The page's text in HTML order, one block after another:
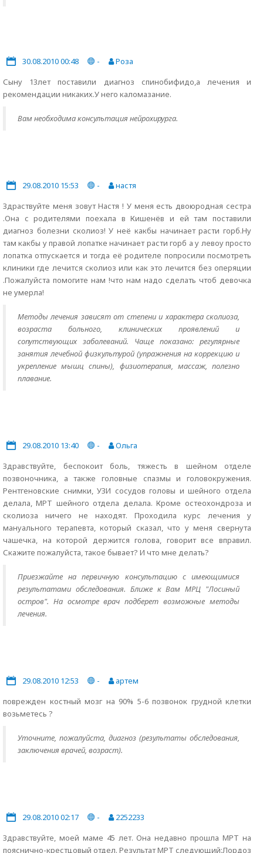
30.08.2010 00:48 -
Роза
Сыну 13лет поставили диагноз спинобифидо,а лечения и
рекомендации никаких.У него каломазание.
Вам необходима консультация нейрохирурга.
29.08.2010 15:53 -
настя
Здраствуйте меня зовут Настя ! У меня есть двоюродная сестра
.Она с родителями поехала в Кишенёв и ей там поставили
диагноз болезни сколиоз! У неё какбы начинает расти горб.Ну
там какбы у правой лопатке начинает расти горб а у левоу просто
лопатка отпускается и тогда её родителе попросили посмотреть
клиники где лечится сколиоз или как это лечится без оперяции
.Пожалуйста помогите нам !что нам надо сделать чтоб девочка
не умерла!
Методы лечения зависят от степени и характера сколиоза,
возраста больного, клинических проявлений и
сопутствующих заболеваний. Чаще показано: регулярные
занятия лечебной физкультурой (упражнения на коррекцию и
укрепление мышц спины), физиотерапия, массаж, полезно
плавание.
29.08.2010 13:40 -
Ольга
Здравствуйте, беспокоит боль, тяжесть в шейном отделе
позвоночника, а также головные спазмы и головокружения.
Рентгеновские снимки, УЗИ сосудов головы и шейного отдела
делала, МРТ шейного отдела делала. Кроме остеохондроза и
сколиоза ничего не находят. Проходила курс лечения у
мануального терапевта, который сказал, что у меня свернута
чашечка, на которой держится голова, говорит все вправил.
Скажите пожалуйста, такое бывает? И что мне делать?
Приезжайте на первичную консультацию с имеющимися
результатами обследования. Ближе к Вам МРЦ "Лосиный
остров". На осмотре врач подберет возможные методы
лечения.
29.08.2010 12:53 -
артем
поврежден костный мозг на 90% 5-6 позвонок грудной клетки
возьметесь ?
Уточните, пожалуйста, диагноз (результаты обследования,
заключения врачей, возраст).
29.08.2010 02:17 -
2252233
Здравствуйте, моей маме 45 лет. Она недавно прошла МРТ на
пояснично-крестцовый отдел. Результат МРТ следующий:Лордоз